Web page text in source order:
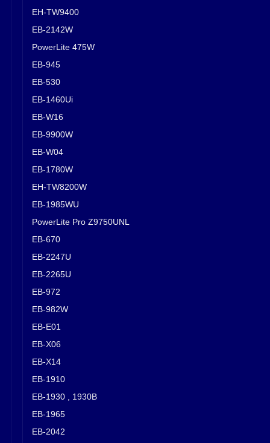
EH-TW9400
EB-2142W
PowerLite 475W
EB-945
EB-530
EB-1460Ui
EB-W16
EB-9900W
EB-W04
EB-1780W
EH-TW8200W
EB-1985WU
PowerLite Pro Z9750UNL
EB-670
EB-2247U
EB-2265U
EB-972
EB-982W
EB-E01
EB-X06
EB-X14
EB-1910
EB-1930 , 1930B
EB-1965
EB-2042